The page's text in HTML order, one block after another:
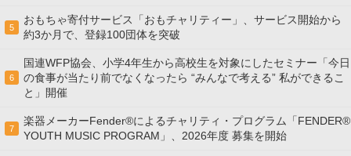
5
おもちゃ寄付サービス「おもチャリティー」、サービス開始から
約3か月で、登録100団体を突破
6
国連WFP協会、小学4年生から高校生を対象にしたセミナー「今日
の食事が当たり前でなくなったら “みんなで考える” 私ができるこ
と」開催
7
楽器メーカーFender®によるチャリティ・プログラム「FENDER®︎
YOUTH MUSIC PROGRAM」、2026年度 募集を開始